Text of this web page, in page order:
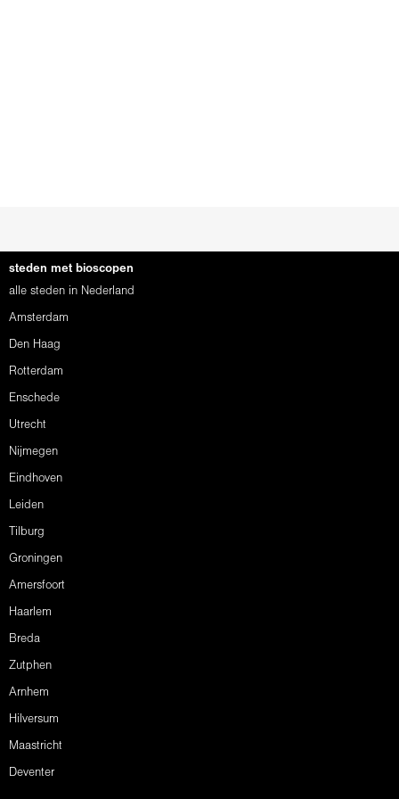
steden met bioscopen
alle steden in Nederland
Amsterdam
Den Haag
Rotterdam
Enschede
Utrecht
Nijmegen
Eindhoven
Leiden
Tilburg
Groningen
Amersfoort
Haarlem
Breda
Zutphen
Arnhem
Hilversum
Maastricht
Deventer